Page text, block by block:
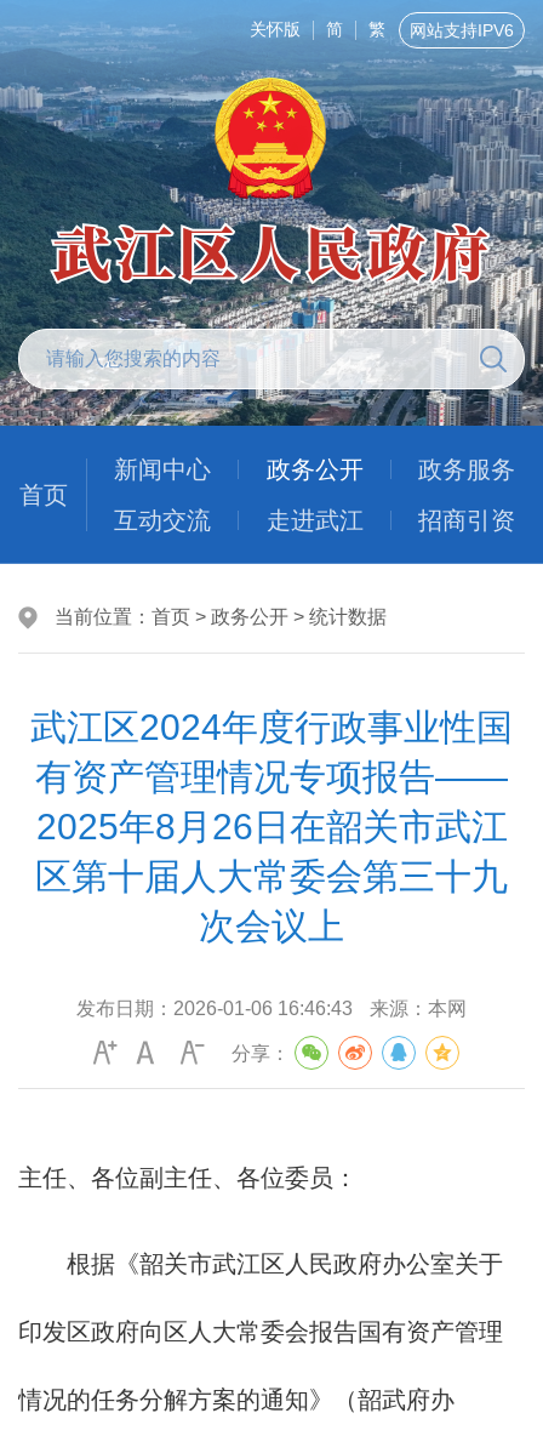
关怀版 简 繁 网站支持IPV6
首页
新闻中心 政务公开
政务服务
互动交流
走进武江 招商引资
当前位置： 首页 > 政务公开 > 统计数据
武江区2024年度行政事业性国
有资产管理情况专项报告——
2025年8月26日在韶关市武江
区第十届人大常委会第三十九
次会议上
发布日期： 2026-01-06 16:46:43 来源： 本网
分享：
主任、各位副主任、各位委员：
根据《韶关市武江区人民政府办公室关于
印发区政府向区人大常委会报告国有资产管理
情况的任务分解方案的通知》（韶武府办